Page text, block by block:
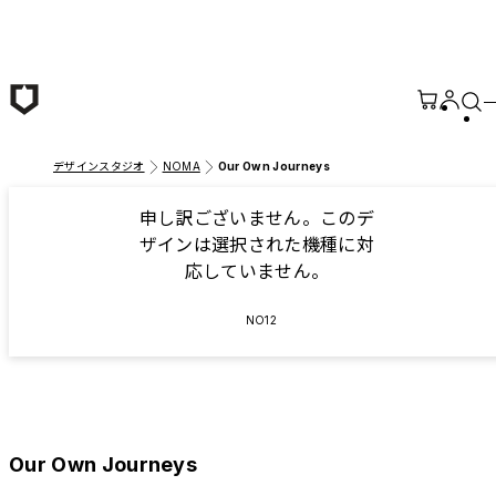
デザインスタジオ NOMA Our Own Journeys
申し訳ございません。このデ
ザインは選択された機種に対
応していません。
NO12
Our Own Journeys